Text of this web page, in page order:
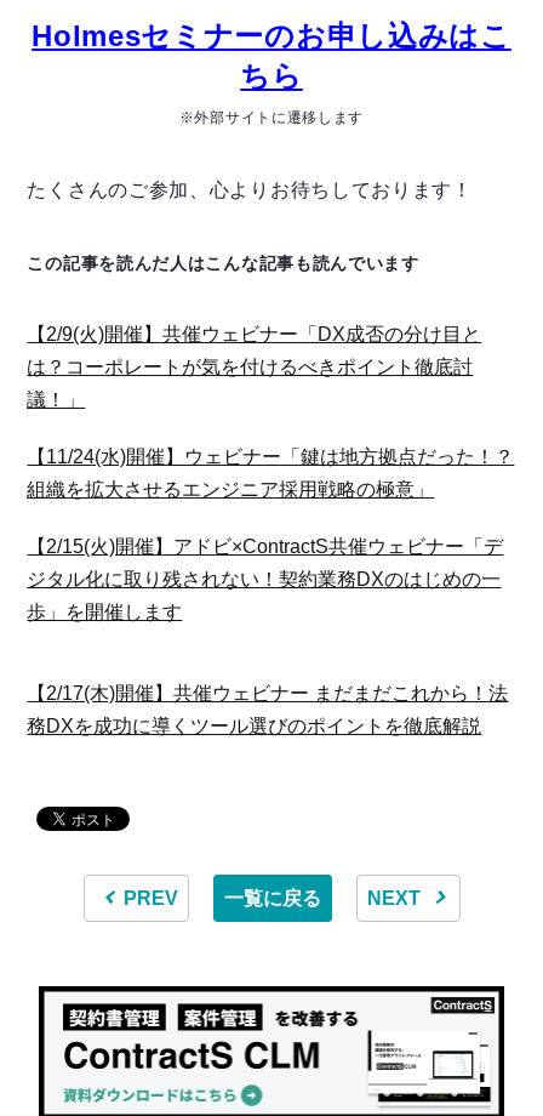
Holmesセミナーのお申し込みはこ
ちら
※外部サイトに遷移します
たくさんのご参加、心よりお待ちしております！
この記事を読んだ人はこんな記事も読んでいます
【2/9(火)開催】共催ウェビナー「DX成否の分け目と
は？コーポレートが気を付けるべきポイント徹底討
議！」
【11/24(水)開催】ウェビナー「鍵は地方拠点だった！？
組織を拡大させるエンジニア採用戦略の極意」
【2/15(火)開催】アドビ×ContractS共催ウェビナー「デ
ジタル化に取り残されない！契約業務DXのはじめの一
歩」を開催します
【2/17(木)開催】共催ウェビナー まだまだこれから！法
務DXを成功に導くツール選びのポイントを徹底解説
PREV 一覧に戻る NEXT